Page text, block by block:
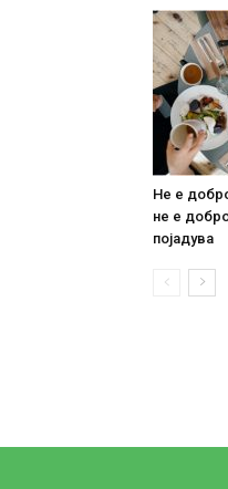
Не е
не е
појадува